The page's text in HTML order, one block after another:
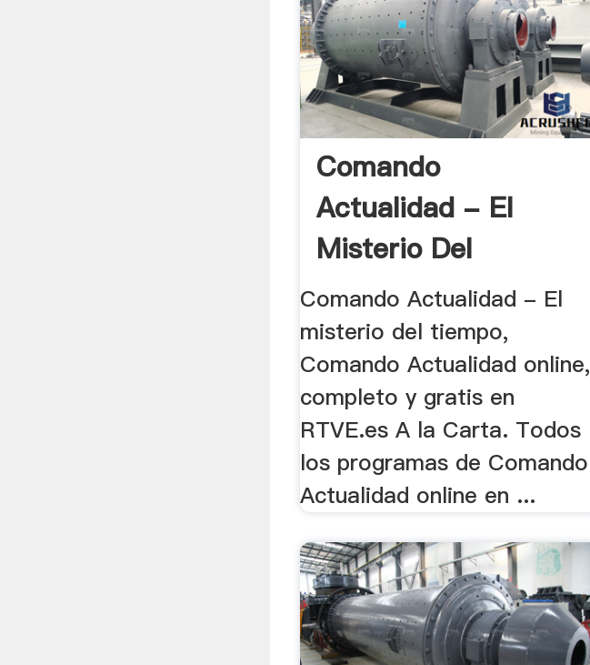
Comando
Actualidad - El
Misterio Del
Tiempo, .
Comando Actualidad - El
misterio del tiempo,
Comando Actualidad online,
completo y gratis en
RTVE.es A la Carta. Todos
los programas de Comando
Actualidad online en ...